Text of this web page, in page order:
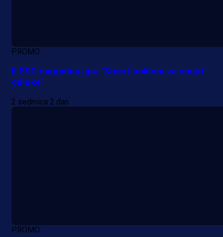
PROMO
II ESG nagradna igra "Smart pokloni za smart
odluke"
2 sedmica 2 dan
PROMO